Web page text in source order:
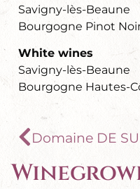
Savigny-lès-Beaune
Bourgogne Pinot
White wines
Savigny-lès-Beaune
Bourgogne Hautes-